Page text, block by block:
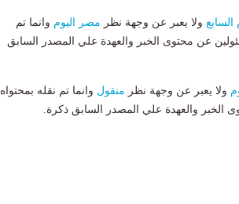
السابع ولا يعبر عن وجهة نظر مصر اليوم وانما تم
عن محتوى الخبر والعهدة علي المصدر السابق
ولا يعبر عن وجهة نظر منقول وانما تم نقله بمحتواه
الخبر والعهدة علي المصدر السابق ذكرة.